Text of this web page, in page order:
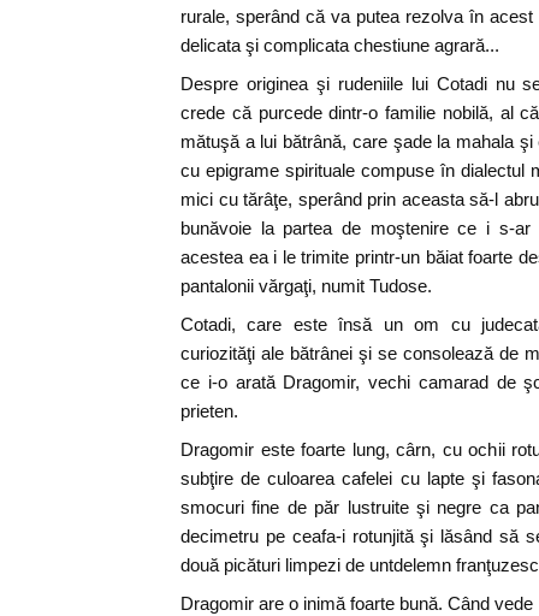
rurale, sperând că va putea rezolva în
delicata şi complicata chestiune agrară...
Despre originea şi rudeniile lui Cotadi nu
crede că purcede dintr-o familie nobilă, al
mătuşă a lui bătrână, care şade la mahala
cu epigrame spirituale compuse în dialectul
mici cu tărâţe, sperând prin aceasta să-l
bunăvoie la partea de moştenire ce i s-ar
acestea ea i le trimite printr-un băiat foarte
pantalonii vărgaţi, numit Tudose.
Cotadi, care este însă un om cu
curiozităţi ale bătrânei şi se consolează de
ce i-o arată Dragomir, vechi camarad de
prieten.
Dragomir este foarte lung, cârn, cu ochii
subţire de culoarea cafelei cu lapte şi
smocuri fine de păr lustruite şi negre ca
decimetru pe ceafa-i rotunjită şi lăsând să
două picături limpezi de untdelemn
Dragomir are o inimă foarte bună. Când